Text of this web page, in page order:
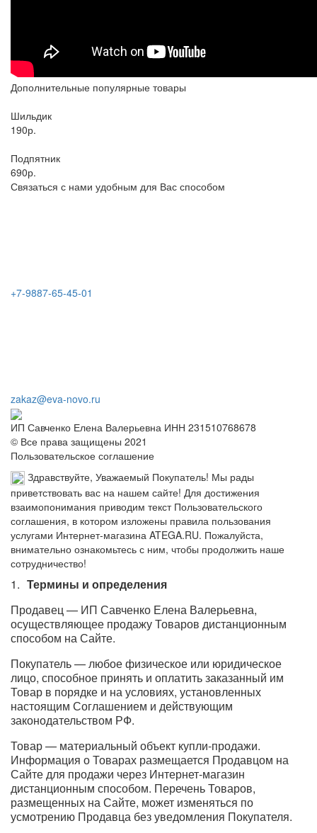
Дополнительные популярные товары
Шильдик
190р.
Подпятник
690р.
Связаться с нами удобным для Вас способом
+7-9887-65-45-01
zakaz@eva-novo.ru
ИП Савченко Елена Валерьевна ИНН 231510768678
© Все права защищены 2021
Пользовательское соглашение
Здравствуйте, Уважаемый Покупатель! Мы рады
приветствовать вас на нашем сайте! Для достижения
взаимопонимания приводим текст Пользовательского
соглашения, в котором изложены правила пользования
услугами Интернет-магазина ATEGA.RU. Пожалуйста,
внимательно ознакомьтесь с ним, чтобы продолжить наше
сотрудничество!
Термины и определения
Продавец — ИП Савченко Елена Валерьевна,
осуществляющее продажу Товаров дистанционным
способом на Сайте.
Покупатель — любое физическое или юридическое
лицо, способное принять и оплатить заказанный им
Товар в порядке и на условиях, установленных
настоящим Соглашением и действующим
законодательством РФ.
Товар — материальный объект купли-продажи.
Информация о Товарах размещается Продавцом на
Сайте для продажи через Интернет-магазин
дистанционным способом. Перечень Товаров,
размещенных на Сайте, может изменяться по
усмотрению Продавца без уведомления Покупателя.